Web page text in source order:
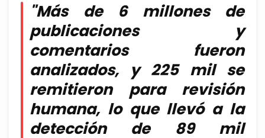
"Más de 6 millones de
publicaciones y
comentarios fueron
analizados, y 225 mil se
remitieron para revisión
humana, lo que llevó a la
detección de 89 mil